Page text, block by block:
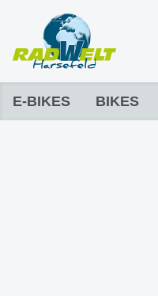
E-BIKES BIKES